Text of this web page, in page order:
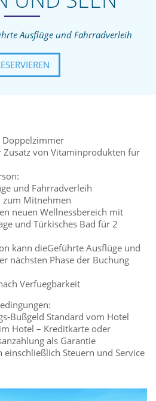
Ausflüge und Fahrradverleih
Doppelzimmer
Zusatz von Vitaminprodukten für
und Fahrradverleih
zum Mitnehmen
neuen Wellnessbereich mit
und Türkisches Bad für 2
kann dieGeführte Ausflüge und
nächsten Phase der Buchung
Verfuegbarkeit
Bußgeld Standard vom Hotel
Hotel – Kreditkarte oder
als Garantie
einschließlich Steuern und Service